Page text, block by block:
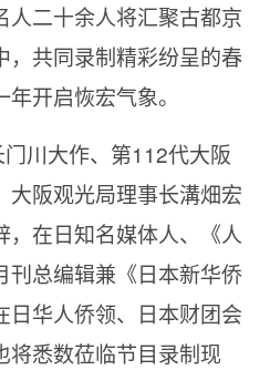
人二十余人将汇聚古都京
，共同录制精彩纷呈的春
开启恢宏气象。
川大作、第112代大阪
大阪观光局理事长溝畑宏
，在日知名媒体人、《人
刊总编辑兼《日本新华侨
日华人侨领、日本财团会
将悉数莅临节目录制现